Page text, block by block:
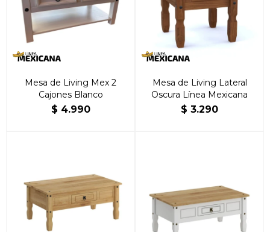
Mesa de Living Mex 2
Cajones Blanco
$ 4.990
Mesa de Living Lateral
Oscura Línea Mexicana
$ 3.290